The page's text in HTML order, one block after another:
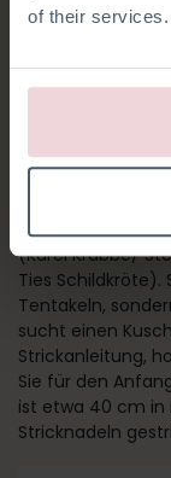
of their services.
Olivia ist Teil
(Karel Krabbe/
Ties
Tentakeln,
sucht einen
Strickanleitung,
Sie für den
ist etwa 40 cm in
Stricknadeln